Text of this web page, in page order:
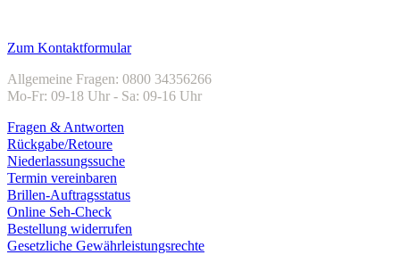
Zum Kontaktformular
Allgemeine Fragen: 0800 34356266
Mo-Fr: 09-18 Uhr - Sa: 09-16 Uhr
Fragen & Antworten
Rückgabe/Retoure
Niederlassungssuche
Termin vereinbaren
Brillen-Auftragsstatus
Online Seh-Check
Bestellung widerrufen
Gesetzliche Gewährleistungsrechte